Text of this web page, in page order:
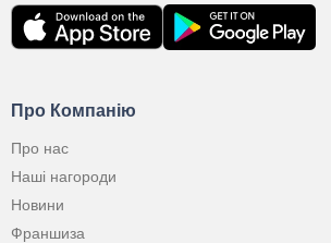
Про Компанію
Про нас
Наші нагороди
Новини
Франшиза